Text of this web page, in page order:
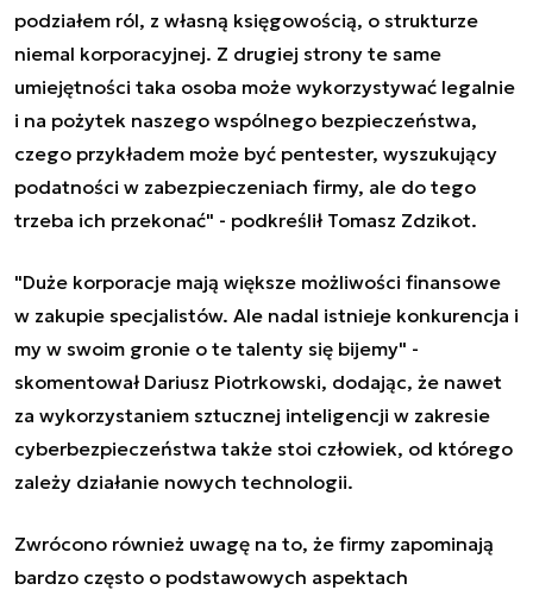
podziałem ról, z własną księgowością, o strukturze
niemal korporacyjnej. Z drugiej strony te same
umiejętności taka osoba może wykorzystywać legalnie
i na pożytek naszego wspólnego bezpieczeństwa,
czego przykładem może być pentester, wyszukujący
podatności w zabezpieczeniach firmy, ale do tego
trzeba ich przekonać" - podkreślił Tomasz Zdzikot.
"Duże korporacje mają większe możliwości finansowe
w zakupie specjalistów. Ale nadal istnieje konkurencja i
my w swoim gronie o te talenty się bijemy" -
skomentował Dariusz Piotrkowski, dodając, że nawet
za wykorzystaniem sztucznej inteligencji w zakresie
cyberbezpieczeństwa także stoi człowiek, od którego
zależy działanie nowych technologii.
Zwrócono również uwagę na to, że firmy zapominają
bardzo często o podstawowych aspektach